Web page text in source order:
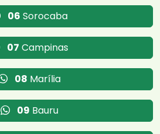
06 Sorocaba
07 Campinas
08 Marília
09 Bauru